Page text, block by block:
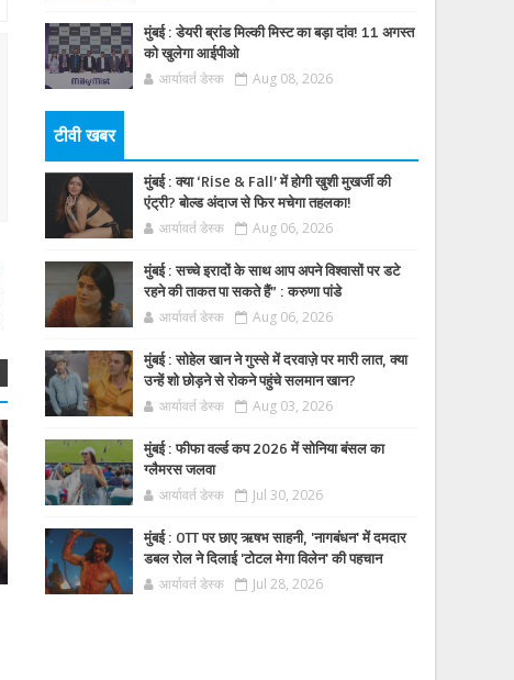
मुंबई : डेयरी ब्रांड मिल्की मिस्ट का बड़ा दांव! 11 अगस्त
को खुलेगा आईपीओ
आर्यावर्त डेस्क Aug 08, 2026
टीवी खबर
मुंबई : क्या ‘Rise & Fall’ में होगी खुशी मुखर्जी की
एंट्री? बोल्ड अंदाज से फिर मचेगा तहलका!
आर्यावर्त डेस्क Aug 06, 2026
मुंबई : सच्चे इरादों के साथ आप अपने विश्वासों पर डटे
रहने की ताकत पा सकते हैं” : करुणा पांडे
आर्यावर्त डेस्क Aug 06, 2026
मुंबई : सोहेल खान ने गुस्से में दरवाज़े पर मारी लात, क्या
उन्हें शो छोड़ने से रोकने पहुंचे सलमान खान?
आर्यावर्त डेस्क Aug 03, 2026
मुंबई : फीफा वर्ल्ड कप 2026 में सोनिया बंसल का
ग्लैमरस जलवा
आर्यावर्त डेस्क Jul 30, 2026
मुंबई : OTT पर छाए ऋषभ साहनी, 'नागबंधन' में दमदार
डबल रोल ने दिलाई 'टोटल मेगा विलेन' की पहचान
आर्यावर्त डेस्क Jul 28, 2026